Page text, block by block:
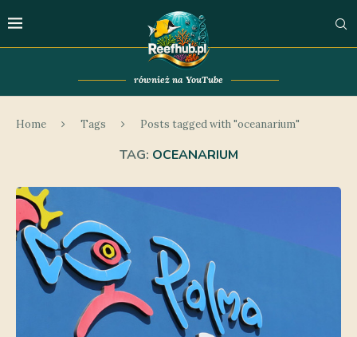
również na YouTube
Home Tags Posts tagged with "oceanarium"
TAG: OCEANARIUM